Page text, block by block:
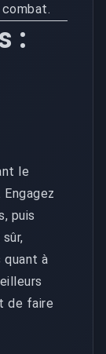
:
le
puis
quant à
de faire